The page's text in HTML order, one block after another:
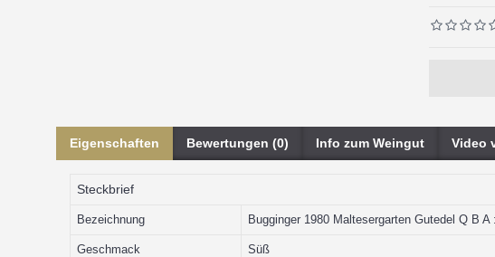
Eigenschaften Bewertungen (0) Info zum Weingut Video
Steckbrief
Bezeichnung Bugginger 1980 Maltesergarten Gutedel Q B
Geschmack Süß